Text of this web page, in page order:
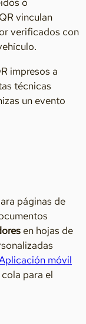
vinculan
verificados con
impresos a
técnicas
un evento
páginas de
en hojas de
móvil
para el